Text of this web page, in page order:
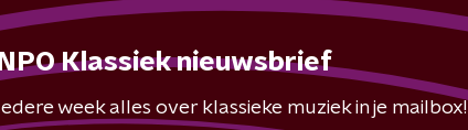
NPO Klassiek nieuwsbrief
Iedere week alles over klassieke muziek in je mailbox!